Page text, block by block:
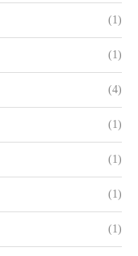
(1)
(1)
(4)
(1)
(1)
(1)
(1)